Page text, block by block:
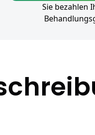
Sie bezahlen